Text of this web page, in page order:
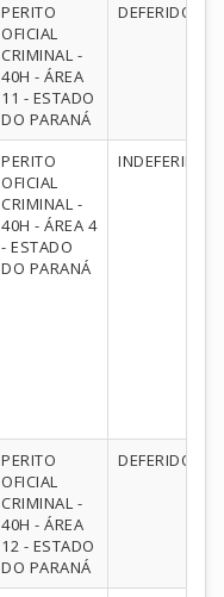
PERITO
OFICIAL
CRIMINAL -
40H - ÁREA
11 - ESTADO
DO PARANÁ
DEFERIDO
PERITO
OFICIAL
CRIMINAL -
40H - ÁREA 4
- ESTADO
DO PARANÁ
INDEFERIDO
PERITO
OFICIAL
CRIMINAL -
40H - ÁREA
12 - ESTADO
DO PARANÁ
DEFERIDO